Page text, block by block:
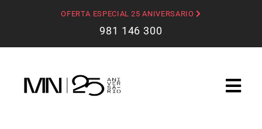
OFERTA ESPECIAL 25 ANIVERSARIO
981 146 300